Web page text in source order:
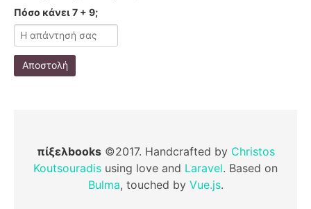
Πόσο κάνει 7 + 9;
Αποστολή
πίξελbooks©2017. Handcrafted by Christos
Koutsouradis using love and Laravel. Based on
Bulma, touched by Vue.js.